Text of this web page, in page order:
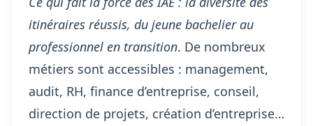
itinéraires réussis, du jeune bachelier au
professionnel en transition. De nombreux
métiers sont accessibles : management,
audit, RH, finance d’entreprise, conseil,
direction de projets, création d’entreprise…